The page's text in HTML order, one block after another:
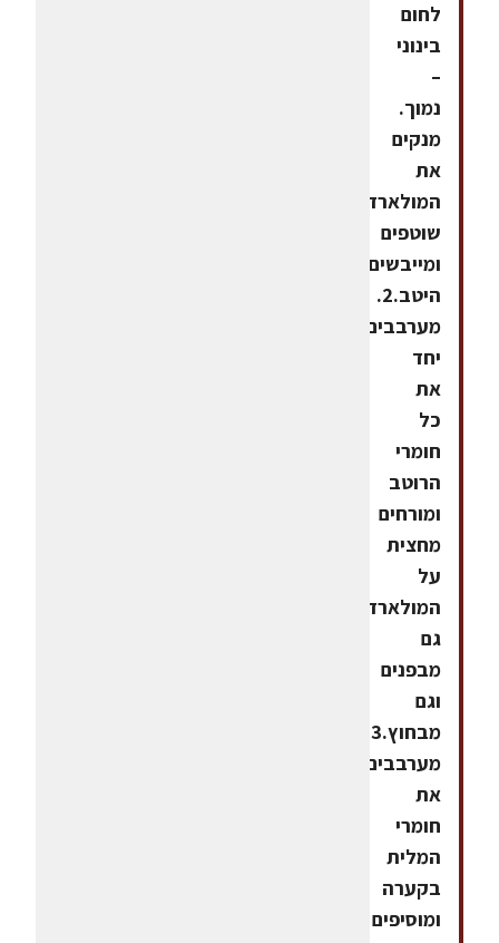
לחום
בינוני
–
נמוך.
מנקים
את
המולארד,
שוטפים
ומייבשים
היטב.2.
מערבבים
יחד
את
כל
חומרי
הרוטב
ומורחים
מחצית
על
המולארד
גם
מבפנים
וגם
מערבבים
את
חומרי
המלית
בקערה
ומוסיפים